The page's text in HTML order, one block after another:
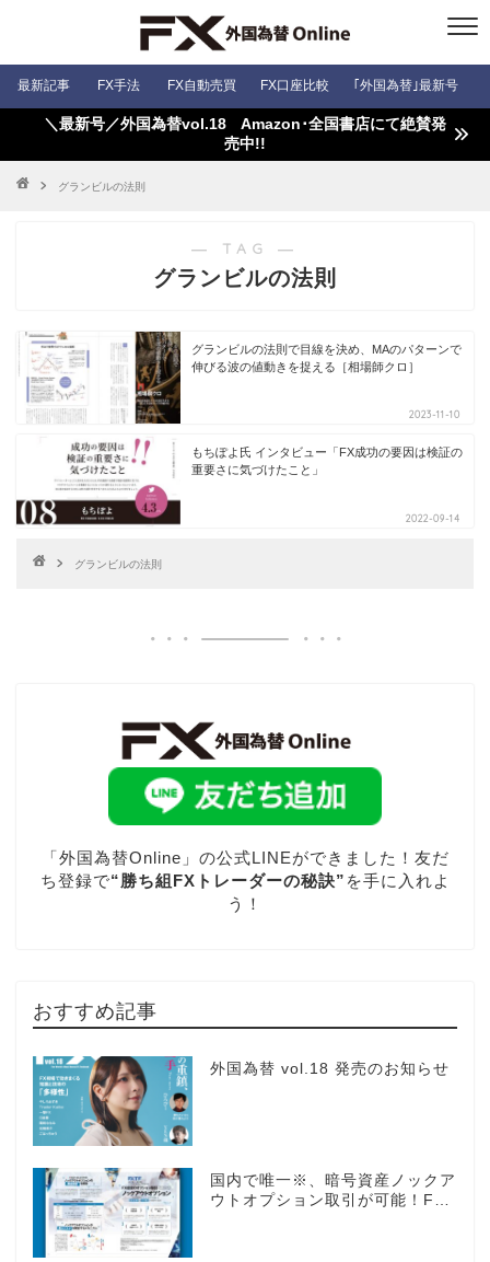
最新記事 FX手法 FX自動売買 FX口座比較 ｢外国為替｣最新号
＼最新号／外国為替vol.18 Amazon･全国書店にて絶賛発
売中!!
グランビルの法則
― TAG ―
グランビルの法則
グランビルの法則で目線を決め、MAのパターンで
伸びる波の値動きを捉える［相場師クロ］
2023-11-10
もちぽよ氏 インタビュー「FX成功の要因は検証の
重要さに気づけたこと」
2022-09-14
グランビルの法則
「外国為替Online」の公式LINEができました！友だ
ち登録で“勝ち組FXトレーダーの秘訣” を手に入れよ
う！
おすすめ記事
外国為替 vol.18 発売のお知らせ
国内で唯一※、暗号資産ノックア
ウトオプション取引が可能！FX